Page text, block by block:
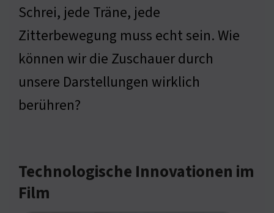
Schrei, jede Träne, jede
Zitterbewegung muss echt sein. Wie
können wir die Zuschauer durch
unsere Darstellungen wirklich
berühren?
Technologische Innovationen im
Film